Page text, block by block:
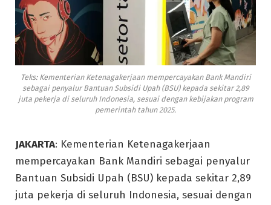
Teks: Kementerian Ketenagakerjaan mempercayakan Bank Mandiri
sebagai penyalur Bantuan Subsidi Upah (BSU) kepada sekitar 2,89
juta pekerja di seluruh Indonesia, sesuai dengan kebijakan program
pemerintah tahun 2025.
JAKARTA: Kementerian Ketenagakerjaan
mempercayakan Bank Mandiri sebagai penyalur
Bantuan Subsidi Upah (BSU) kepada sekitar 2,89
juta pekerja di seluruh Indonesia, sesuai dengan